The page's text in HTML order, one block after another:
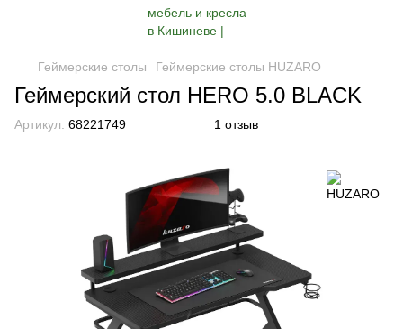
Геймерские столы Геймерские столы HUZARO
Геймерский стол HERO 5.0 BLACK
Артикул: 68221749 1 отзыв